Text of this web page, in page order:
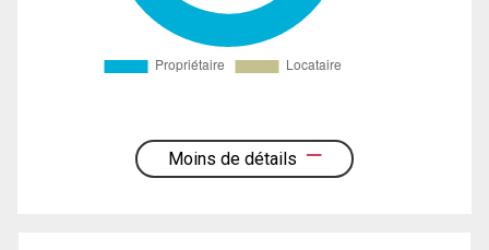
Moins de détails